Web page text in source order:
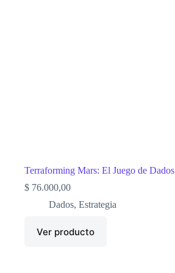
Terraforming Mars: El Juego de Dados
$ 76.000,00
Dados, Estrategia
Ver producto